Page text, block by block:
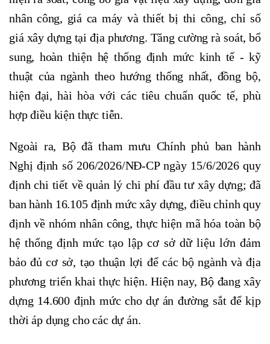
nhân công, giá ca máy và thiết bị thi công, chỉ số
giá xây dựng tại địa phương. Tăng cường rà soát, bổ
sung, hoàn thiện hệ thống định mức kinh tế - kỹ
thuật của ngành theo hướng thống nhất, đồng bộ,
hiện đại, hài hòa với các tiêu chuẩn quốc tế, phù
hợp điều kiện thực tiễn.
Ngoài ra, Bộ đã tham mưu Chính phủ ban hành
Nghị định số 206/2026/NĐ-CP ngày 15/6/2026 quy
định chi tiết về quản lý chi phí đầu tư xây dựng; đã
ban hành 16.105 định mức xây dựng, điều chỉnh quy
định về nhóm nhân công, thực hiện mã hóa toàn bộ
hệ thống định mức tạo lập cơ sở dữ liệu lớn đảm
bảo đủ cơ sở, tạo thuận lợi để các bộ ngành và địa
phương triển khai thực hiện. Hiện nay, Bộ đang xây
dựng 14.600 định mức cho dự án đường sắt để kịp
thời áp dụng cho các dự án.